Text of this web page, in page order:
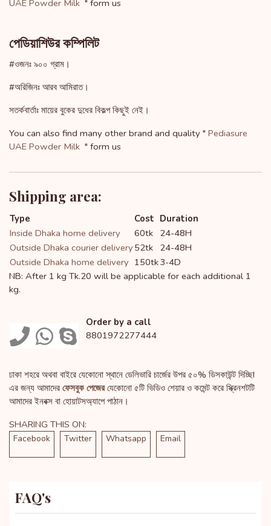
UAE Powder Milk " form us
পেডিয়াশিউর কম্পিলিট
#ওজনঃ ৯০০ গ্রাম।
#অরিজিনঃ আরব আমিরাত।
সতর্কবার্তাঃ মায়ের বুকের দুধের বিকল্প কিছুই নেই।
You can also find many other brand and quality " Pediasure
UAE Powder Milk " form us
Shipping area:
Type Cost Duration
Inside Dhaka home delivery
60tk 24-48H
Outside Dhaka courier delivery52tk 24-48H
Outside Dhaka home delivery 150tk3-4D
NB: After 1 kg Tk.20 will be applicable for each additional 1
kg.
Order by a call
8801972277444
ঢাকা শহরে অথবা বাইরে যেকোনো স্থানে ডেলিভারি চার্জের উপর ৫০% ডিসকাউন্ট দিচ্ছি!
এর জন্য আমাদের ফেসবুক পেজেরযেকোনো ৫টি ভিডিও শেয়ার ও কমেন্ট করে স্ক্রিনশটটি
আমাদের ইনবক্স বা হোয়াটসঅ্যাপে পাঠান।
SHARING THIS ON:
Facebook Twitter Whatsapp Email
FAQ's